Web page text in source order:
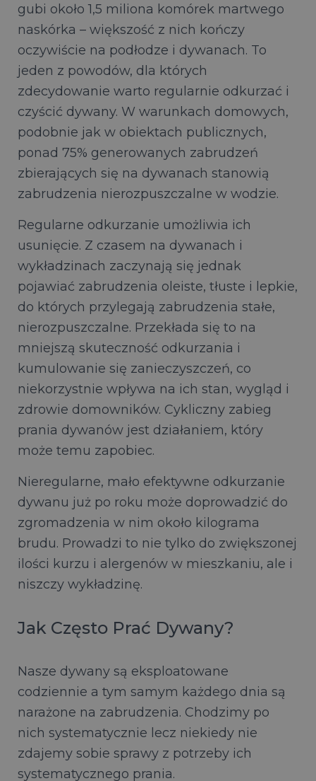
gubi około 1,5 miliona komórek martwego
naskórka – większość z nich kończy
oczywiście na podłodze i dywanach. To
jeden z powodów, dla których
zdecydowanie warto regularnie odkurzać i
czyścić dywany. W warunkach domowych,
podobnie jak w obiektach publicznych,
ponad 75% generowanych zabrudzeń
zbierających się na dywanach stanowią
zabrudzenia nierozpuszczalne w wodzie.
Regularne odkurzanie umożliwia ich
usunięcie. Z czasem na dywanach i
wykładzinach zaczynają się jednak
pojawiać zabrudzenia oleiste, tłuste i lepkie,
do których przylegają zabrudzenia stałe,
nierozpuszczalne. Przekłada się to na
mniejszą skuteczność odkurzania i
kumulowanie się zanieczyszczeń, co
niekorzystnie wpływa na ich stan, wygląd i
zdrowie domowników. Cykliczny zabieg
prania dywanów jest działaniem, który
może temu zapobiec.
Nieregularne, mało efektywne odkurzanie
dywanu już po roku może doprowadzić do
zgromadzenia w nim około kilograma
brudu. Prowadzi to nie tylko do zwiększonej
ilości kurzu i alergenów w mieszkaniu, ale i
niszczy wykładzinę.
Jak Często Prać Dywany?
Nasze dywany są eksploatowane
codziennie a tym samym każdego dnia są
narażone na zabrudzenia. Chodzimy po
nich systematycznie lecz niekiedy nie
zdajemy sobie sprawy z potrzeby ich
systematycznego prania.